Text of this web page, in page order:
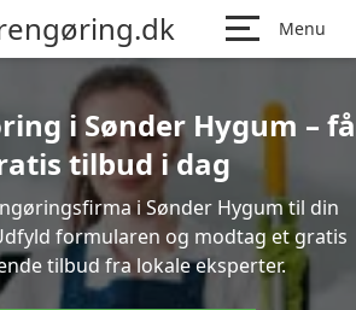
Menu
i Sønder Hygum – få
tilbud i dag
i Sønder Hygum til din
formularen og modtag et gratis
tilbud fra lokale eksperter.